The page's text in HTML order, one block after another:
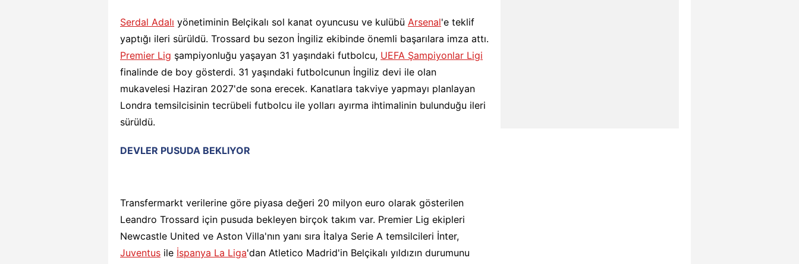
Serdal Adalı yönetiminin Belçikalı sol kanat oyuncusu ve kulübü Arsenal'e teklif
yaptığı ileri sürüldü. Trossard bu sezon İngiliz ekibinde önemli başarılara imza attı.
Premier Lig şampiyonluğu yaşayan 31 yaşındaki futbolcu, UEFA Şampiyonlar Ligi
finalinde de boy gösterdi. 31 yaşındaki futbolcunun İngiliz devi ile olan
mukavelesi Haziran 2027'de sona erecek. Kanatlara takviye yapmayı planlayan
Londra temsilcisinin tecrübeli futbolcu ile yolları ayırma ihtimalinin bulunduğu ileri
sürüldü.
DEVLER PUSUDA BEKLIYOR
Transfermarkt verilerine göre piyasa değeri 20 milyon euro olarak gösterilen
Leandro Trossard için pusuda bekleyen birçok takım var. Premier Lig ekipleri
Newcastle United ve Aston Villa'nın yanı sıra İtalya Serie A temsilcileri İnter,
Juventus ile İspanya La Liga'dan Atletico Madrid'in Belçikalı yıldızın durumunu